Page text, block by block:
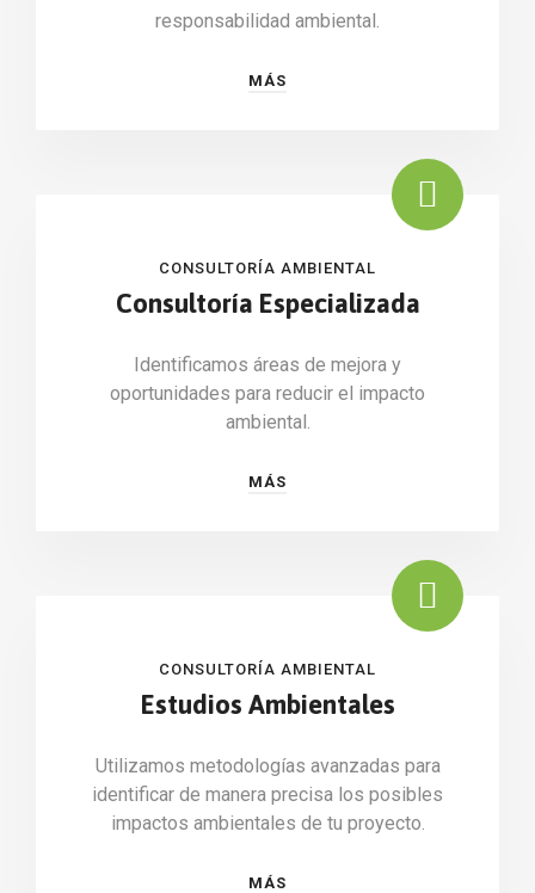
responsabilidad ambiental.
MÁS
CONSULTORÍA AMBIENTAL
Consultoría Especializada
Identificamos áreas de mejora y
oportunidades para reducir el impacto
ambiental.
MÁS
CONSULTORÍA AMBIENTAL
Estudios Ambientales
Utilizamos metodologías avanzadas para
identificar de manera precisa los posibles
impactos ambientales de tu proyecto.
MÁS